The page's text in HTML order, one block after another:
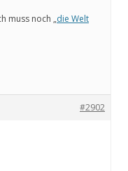
muss noch „die Welt
#2902